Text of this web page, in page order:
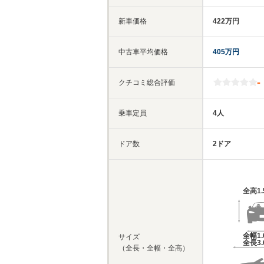
新車価格
中古車平均価格
クチコミ総合評価
乗車定員
ドア数
サイズ
（全長・全幅・全高）
422万円
405万円
-
4人
2ドア
全高
全幅
全長